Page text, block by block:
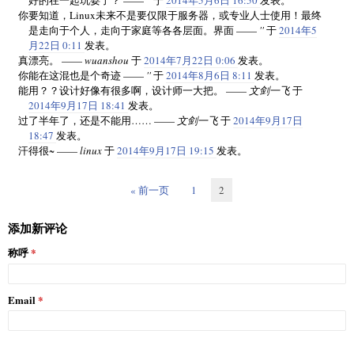
你要知道，Linux未来不是要仅限于服务器，或专业人士使用！最终
是走向于个人，走向于家庭等各各层面。界面 —— ''于2014年5
月22日 0:11 发表。
真漂亮。 ——wuanshou 于2014年7月22日 0:06 发表。
你能在这混也是个奇迹 —— ''于2014年8月6日 8:11 发表。
能用？？设计好像有很多啊，设计师一大把。 —— 文剑一飞于
2014年9月17日 18:41 发表。
过了半年了，还是不能用…… —— 文剑一飞于2014年9月17日
18:47 发表。
汗得很~ ——linux于2014年9月17日 19:15 发表。
« 前一页 1 2
添加新评论
称呼
Email